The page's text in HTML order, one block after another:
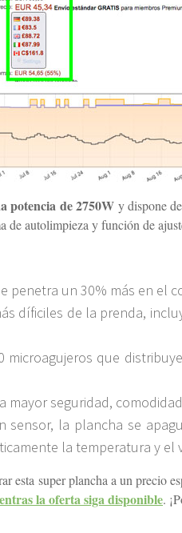
potencia de 2750W y dispone
de autolimpieza y función de
penetra un 30% más en el
díficiles de la prenda,
microagujeros que
mayor seguridad,
sensor, la plancha se
la temperatura y
esta super plancha a un precio
la oferta siga disponible.